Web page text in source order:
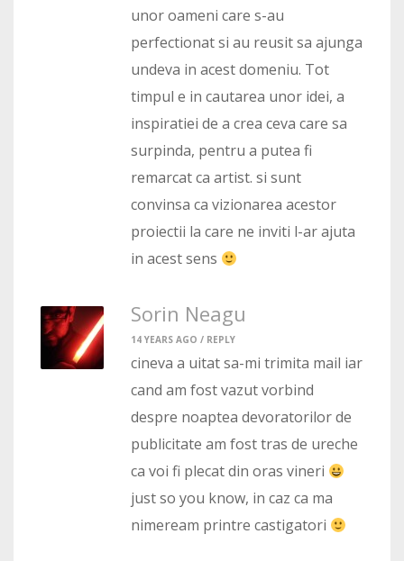
unor oameni care s-au
perfectionat si au reusit sa ajunga
undeva in acest domeniu. Tot
timpul e in cautarea unor idei, a
inspiratiei de a crea ceva care sa
surpinda, pentru a putea fi
remarcat ca artist. si sunt
convinsa ca vizionarea acestor
proiectii la care ne inviti l-ar ajuta
in acest sens
Sorin Neagu
14 YEARS AGO / REPLY
cineva a uitat sa-mi trimita mail iar
cand am fost vazut vorbind
despre noaptea devoratorilor de
publicitate am fost tras de ureche
ca voi fi plecat din oras vineri
just so you know, in caz ca ma
nimeream printre castigatori